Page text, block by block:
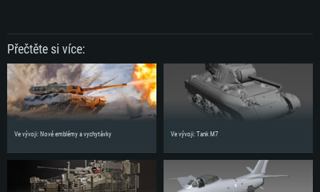
Přečtěte si více:
Ve vývoji: Nové emblémy a vychytávky Ve vývoji: Tank M7